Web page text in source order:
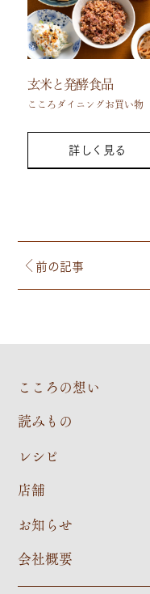
玄米と発酵食品
こころダイニングお買い物
詳しく見る
前の記事
こころの想い
読みもの
レシピ
店舗
お知らせ
会社概要